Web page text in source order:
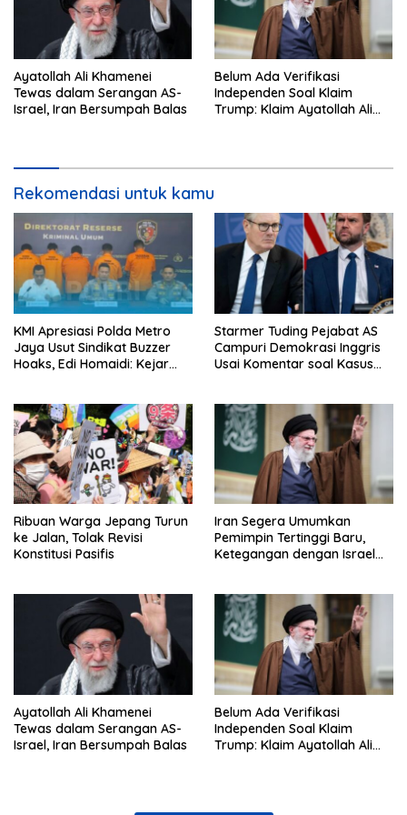
Ayatollah Ali Khamenei
Tewas dalam Serangan AS-
Israel, Iran Bersumpah Balas
Belum Ada Verifikasi
Independen Soal Klaim
Trump: Klaim Ayatollah Ali
Rekomendasi untuk kamu
KMI Apresiasi Polda Metro
Jaya Usut Sindikat Buzzer
Hoaks, Edi Homaidi: Kejar
Starmer Tuding Pejabat AS
Campuri Demokrasi Inggris
Usai Komentar soal Kasus
Ribuan Warga Jepang Turun
ke Jalan, Tolak Revisi
Konstitusi Pasifis
Iran Segera Umumkan
Pemimpin Tertinggi Baru,
Ketegangan dengan Israel
Ayatollah Ali Khamenei
Tewas dalam Serangan AS-
Israel, Iran Bersumpah Balas
Belum Ada Verifikasi
Independen Soal Klaim
Trump: Klaim Ayatollah Ali